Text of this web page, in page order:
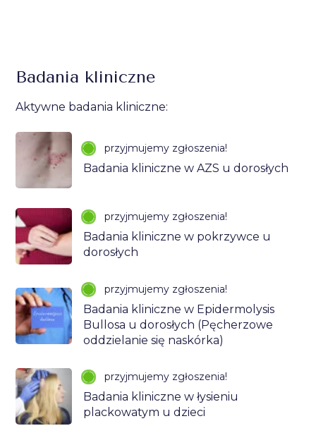
Badania kliniczne
Aktywne badania kliniczne:
przyjmujemy zgłoszenia!
Badania kliniczne w AZS u dorosłych
przyjmujemy zgłoszenia!
Badania kliniczne w pokrzywce u
dorosłych
przyjmujemy zgłoszenia!
Badania kliniczne w Epidermolysis
Bullosa u dorosłych (Pęcherzowe
oddzielanie się naskórka)
przyjmujemy zgłoszenia!
Badania kliniczne w łysieniu
plackowatym u dzieci